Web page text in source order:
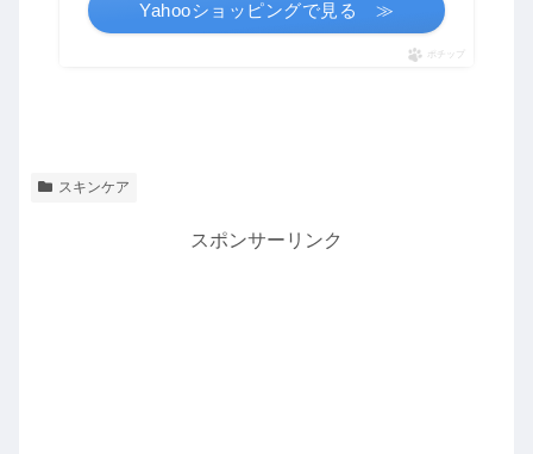
Yahooショッピングで見る ≫
ポチップ
スキンケア
スポンサーリンク